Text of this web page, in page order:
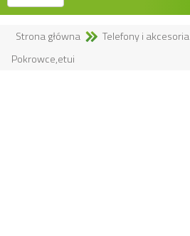
Strona główna Telefony i akcesoria
Pokrowce,etui